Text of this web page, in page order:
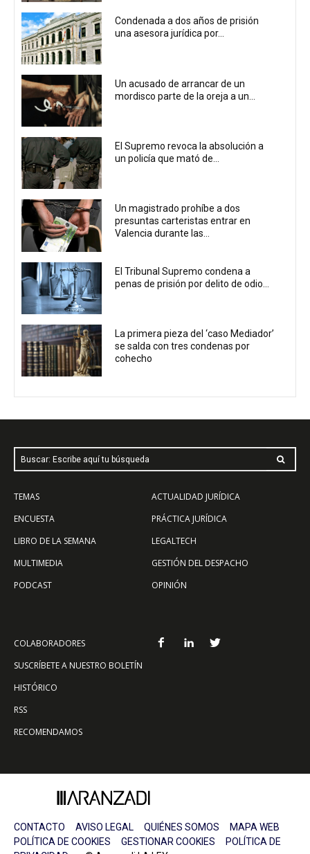
Condenada a dos años de prisión
una asesora jurídica por...
Un acusado de arrancar de un
mordisco parte de la oreja a un...
El Supremo revoca la absolución a
un policía que mató de...
Un magistrado prohíbe a dos
presuntas carteristas entrar en
Valencia durante las...
El Tribunal Supremo condena a
penas de prisión por delito de odio...
La primera pieza del ‘caso Mediador’
se salda con tres condenas por
cohecho
Buscar: Escribe aquí tu búsqueda
TEMAS
ENCUESTA
LIBRO DE LA SEMANA
MULTIMEDIA
PODCAST
ACTUALIDAD JURÍDICA
PRÁCTICA JURÍDICA
LEGALTECH
GESTIÓN DEL DESPACHO
OPINIÓN
COLABORADORES
SUSCRÍBETE A NUESTRO BOLETÍN
HISTÓRICO
RSS
RECOMENDAMOS
CONTACTO AVISO LEGAL QUIÉNES SOMOS
MAPA WEB
POLÍTICA DE COOKIES
GESTIONAR COOKIES
POLÍTICA DE